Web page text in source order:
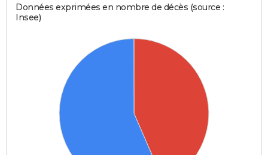
Données exprimées en nombre de décès (source :
Insee)